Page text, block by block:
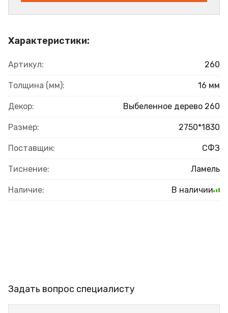
Характеристики:
Артикул: 260
Толщина (мм): 16 мм
Декор: Выбеленное дерево 260
Размер: 2750*1830
Поставщик: СФЗ
Тиснение: Ламель
Наличие: В наличии
Задать вопрос специалисту